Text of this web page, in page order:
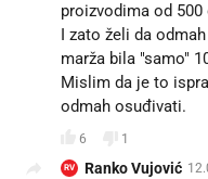
proizvodima od 500
I zato želi da
marža bila "samo"
Mislim da je to
odmah osuđivati.
6 1
RV Ranko Vujović